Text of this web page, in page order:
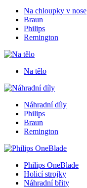
Na chloupky v nose
Braun
Philips
Remington
Na tělo
Náhradní díly
Philips
Braun
Remington
Philips OneBlade
Holicí strojky
Náhradní břity